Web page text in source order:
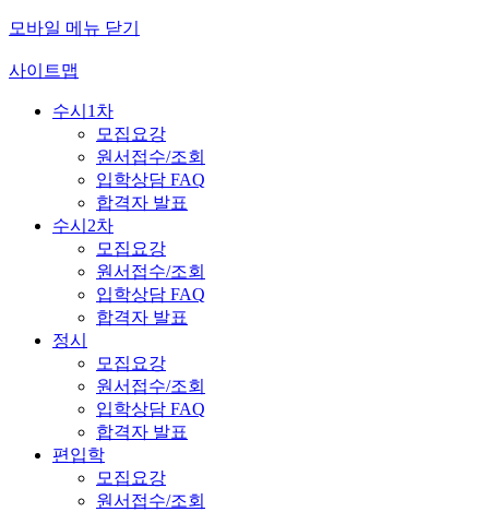
모바일 메뉴 닫기
사이트맵
수시1차
모집요강
원서접수/조회
입학상담 FAQ
합격자 발표
수시2차
모집요강
원서접수/조회
입학상담 FAQ
합격자 발표
정시
모집요강
원서접수/조회
입학상담 FAQ
합격자 발표
편입학
모집요강
원서접수/조회